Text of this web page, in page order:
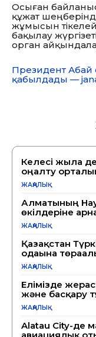
Осыған
құжат
жұмысын
бақылау
орган
Президент Абай
қабылдады —
Келесі жылға
оңалту
ЖАҢАЛЫҚ
Алматының
өкілдеріне
ЖАҢАЛЫҚ
Қазақстан
одағына
ЖАҢАЛЫҚ
Елімізде
және басқару
ЖАҢАЛЫҚ
Alatau City-де